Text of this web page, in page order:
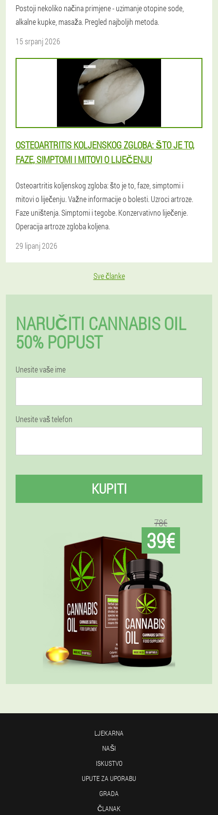
Postoji nekoliko načina primjene - uzimanje otopine sode,
alkalne kupke, masaža. Pregled najboljih metoda.
15 srpanj 2026
OSTEOARTRITIS KOLJENSKOG ZGLOBA: ŠTO JE TO,
FAZE, SIMPTOMI I MITOVI O LIJEČENJU
Osteoartritis koljenskog zgloba: što je to, faze, simptomi i
mitovi o liječenju. Važne informacije o bolesti. Uzroci artroze.
Faze uništenja. Simptomi i tegobe. Konzervativno liječenje.
Operacija artroze zgloba koljena.
29 lipanj 2026
Sve članke
NARUČITI CANNABIS OIL
50% POPUST
Unesite vaše ime
Unesite vaš telefon
KUPITI
78€
39€
LJEKARNA
NAŠI
ISKUSTVO
UPUTE ZA UPORABU
GRADA
ČLANAK